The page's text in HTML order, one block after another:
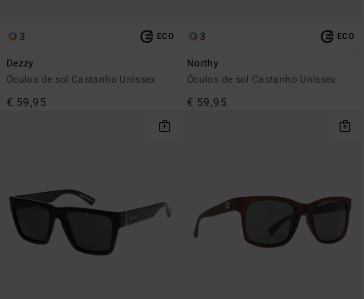
3 ECO
Dezzy
Óculos de sol Castanho Unissex
€ 59,95
3 ECO
Northy
Óculos de sol Castanho Unissex
€ 59,95